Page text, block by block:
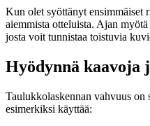
Kun olet syöttänyt ensimmäiset
aiemmista otteluista. Ajan
josta voit tunnistaa toistuvia
Hyödynnä kaavoja
Taulukkolaskennan vahvuus on
esimerkiksi käyttää: